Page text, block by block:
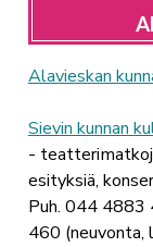
Alavieskan
Sievin kunnan
-
esityksiä,
Puh. 044
460 (neuvonta,